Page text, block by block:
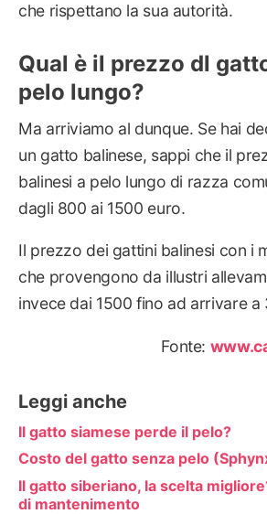
che rispettano la sua autorità.
Qual è il prezzo dl
pelo lungo?
Ma arriviamo al dunque. Se hai
un gatto balinese, sappi che il
balinesi a pelo lungo di razza
dagli 800 ai 1500 euro.
Il prezzo dei gattini balinesi con i
che provengono da illustri
invece dai 1500 fino ad arrivare a
Fonte:
Leggi anche
Il gatto siamese perde il pelo?
Costo del gatto senza pelo
Il gatto siberiano, la scelta
di mantenimento